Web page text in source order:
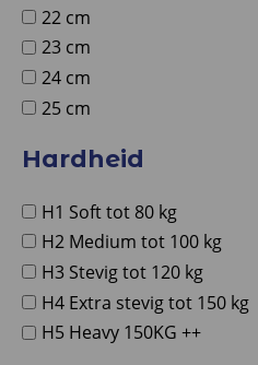
22 cm
23 cm
24 cm
25 cm
Hardheid
H1 Soft tot 80 kg
H2 Medium tot 100 kg
H3 Stevig tot 120 kg
H4 Extra stevig tot 150 kg
H5 Heavy 150KG ++